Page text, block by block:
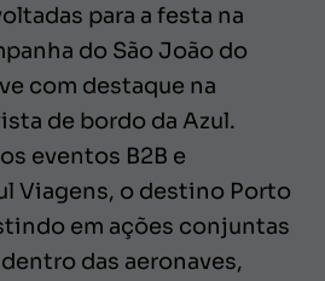
para a festa na
do São João do
com destaque na
de bordo da Azul.
eventos B2B e
Viagens, o destino Porto
em ações conjuntas
das aeronaves,